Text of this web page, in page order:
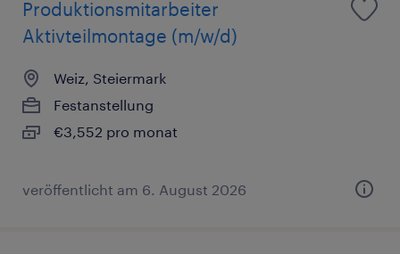
Produktionsmitarbeiter
Aktivteilmontage (m/w/d)
Weiz, Steiermark
Festanstellung
€3,552 pro monat
veröffentlicht am 6. August 2026